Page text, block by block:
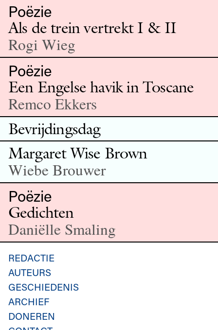
Poëzie
Als de trein vertrekt I & II
Rogi Wieg
Poëzie
Een Engelse havik in Toscane
Remco Ekkers
Bevrijdingsdag
Margaret Wise Brown
Wiebe Brouwer
Poëzie
Gedichten
Daniëlle Smaling
REDACTIE
AUTEURS
GESCHIEDENIS
ARCHIEF
DONEREN